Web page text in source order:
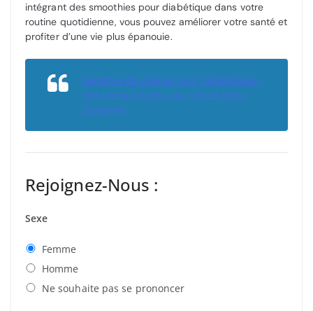
intégrant des smoothies pour diabétique dans votre
routine quotidienne, vous pouvez améliorer votre santé et
profiter d’une vie plus épanouie.
Recettes de Cuisine pour Diabétiques :
Des Idées Simples pour Gérer Votre
Glycémie
Rejoignez-Nous :
Sexe
Femme
Homme
Ne souhaite pas se prononcer